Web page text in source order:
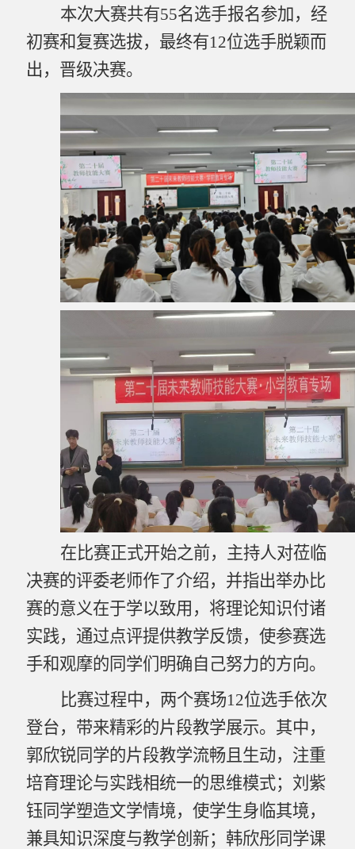
本次大赛共有55名选手报名参加，经
初赛和复赛选拔，最终有12位选手脱颖而
出，晋级决赛。
在比赛正式开始之前，主持人对莅临
决赛的评委老师作了介绍，并指出举办比
赛的意义在于学以致用，将理论知识付诸
实践，通过点评提供教学反馈，使参赛选
手和观摩的同学们明确自己努力的方向。
比赛过程中，两个赛场12位选手依次
登台，带来精彩的片段教学展示。其中，
郭欣锐同学的片段教学流畅且生动，注重
培育理论与实践相统一的思维模式；刘紫
钰同学塑造文学情境，使学生身临其境，
兼具知识深度与教学创新；韩欣彤同学课